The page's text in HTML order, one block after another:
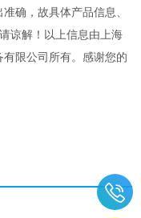
确，故具体产品信息、
谅解！以上信息由上海
限公司所有。感谢您的